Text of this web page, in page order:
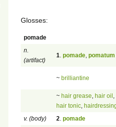
Glosses:
pomade
n.
(artifact)
1 pomade pomatum
~ brilliantine
~ hair grease hair oil
hair tonic
v. (body)
2 pomade